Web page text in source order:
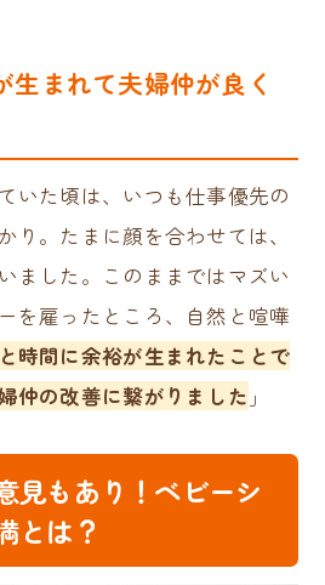
生まれて夫婦仲が良く
いた頃は、いつも仕事優先の
り。たまに顔を合わせては、
ました。このままではマズい
を雇ったところ、自然と喧嘩
時間に余裕が生まれたことで
仲の改善に繋がりました 」
見もあり！ベビーシ
とは？